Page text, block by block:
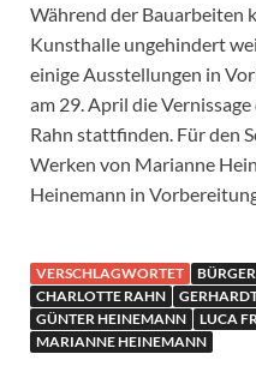
Während der Bauarbeiten
Kunsthalle ungehindert
einige Ausstellungen in
am 29. April die
Rahn stattfinden. Für den
Werken von Marianne
Heinemann in
VERSCHLAGWORTET
CHARLOTTE RAHN
GÜNTER HEINEMANN
LUCA
MARIANNE HEINEMANN